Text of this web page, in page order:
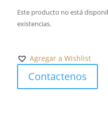
Este producto no está
existencias.
Agregar a Wishlist
Contactenos